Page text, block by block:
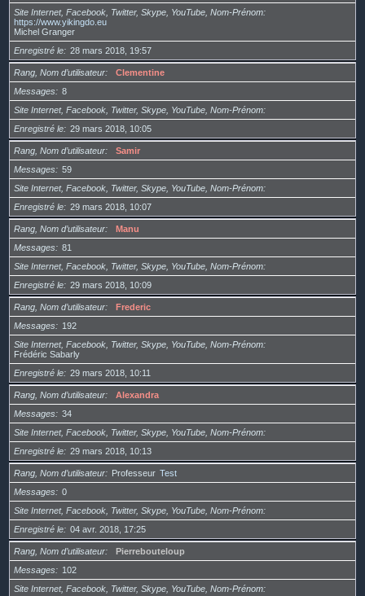
Site Internet, Facebook, Twitter, Skype, YouTube, Nom-Prénom
https://www.yikingdo.eu
Michel Granger
Enregistré le
28 mars 2018, 19:57
Rang, Nom d’utilisateur
Clementine
Messages
8
Site Internet, Facebook, Twitter, Skype, YouTube, Nom-Prénom
Enregistré le
29 mars 2018, 10:05
Rang, Nom d’utilisateur
Samir
Messages
59
Site Internet, Facebook, Twitter, Skype, YouTube, Nom-Prénom
Enregistré le
29 mars 2018, 10:07
Rang, Nom d’utilisateur
Manu
Messages
81
Site Internet, Facebook, Twitter, Skype, YouTube, Nom-Prénom
Enregistré le
29 mars 2018, 10:09
Rang, Nom d’utilisateur
Frederic
Messages
192
Site Internet, Facebook, Twitter, Skype, YouTube, Nom-Prénom
Frédéric Sabarly
Enregistré le
29 mars 2018, 10:11
Rang, Nom d’utilisateur
Alexandra
Messages
34
Site Internet, Facebook, Twitter, Skype, YouTube, Nom-Prénom
Enregistré le
29 mars 2018, 10:13
Rang, Nom d’utilisateur Professeur Test
Messages
0
Site Internet, Facebook, Twitter, Skype, YouTube, Nom-Prénom
Enregistré le
04 avr. 2018, 17:25
Rang, Nom d’utilisateur
Pierrebouteloup
Messages
102
Site Internet, Facebook, Twitter, Skype, YouTube, Nom-Prénom